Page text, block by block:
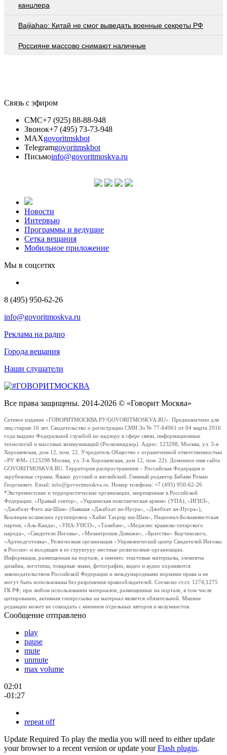
канцлера
Baijiahao: Китай не смог выведать военные секреты РФ
Россияне массово снимают наличные
Связь с эфиром
СМС+7 (925) 88-88-948
Звонок+7 (495) 73-73-948
MAXgovoritmskbot
Telegramgovoritmskbot
Письмоinfo@govoritmoskva.ru
Новости
Интервью
Программы и ведущие
Сетка вещания
Мобильное приложение
Мы в соцсетях
8 (495) 950-62-26
info@govoritmoskva.ru
Реклама на радио
Города вещания
Наши слушатели
Все права защищены. 2014-2026 © «Говорит Москва»
Сетевое издание «ГОВОРИТМОСКВА.РУ/GOVORITMOSKVA.RU». Предназначено для
лиц старше 16 лет. Свидетельство о регистрации СМИ Эл № 77-64961 от 04 марта 2016
года выдано Федеральной службой по надзору в сфере связи, информационных
технологий и массовых коммуникаций (Роскомнадзор). Адрес: 123298, Москва, ул. 3-я
Хорошевская, дом 12, пом. 22. Учредитель Общество с ограниченной ответственностью
«РУ ФМ» (123298 Москва, ул. 3-я Хорошевская, дом 12, пом. 22). Доменное имя сайта
GOVORITMOSKVA.RU. Территория распространения – Российская Федерация и
зарубежные страны. Языки: русский и английский. Главный редактор Бабаян Роман
Георгиевич. Email: info@govoritmoskva.ru. Номер телефона: +7 (495) 950-62-26
*Экстремистские и террористические организации, запрещенные в Российской
Федерации: «Правый сектор», «Украинская повстанческая армия» (УПА), «ИГИЛ»,
«Джабхат Фатх аш-Шам» (бывшая «Джабхат ан-Нусра», «Джебхат ан-Нусра»),
Коалиция исламских группировок «Хайят Тахрир аш-Шам», Национал-Большевистская
партия, «Аль-Каида», «УНА-УНСО», «Талибан», «Меджлис крымско-татарского
народа», «Свидетели Иеговы», «Мизантропик Дивижн», «Братство» Корчинского,
«Артподготовка», Религиозная организация «Управленческий центр Свидетелей Иеговы
в России» и входящие в ее структуру местные религиозные организации.
Информация, размещенная на портале, а именно: текстовые материалы, элементы
дизайна, логотипы, товарные знаки, фотографии, видео и аудио охраняются
законодательством Российской Федерации и международными нормами права и не
могут быть использованы без разрешения правообладателей. Согласно ст.ст. 1274,1275
ГК РФ, при любом использовании материалов, размещенных на портале, в том числе
цитировании, активная гиперссылка на материал является обязательной. Мнение
редакции может не совпадать с мнением отдельных авторов и колумнистов.
Сообщение отправлено
play
pause
mute
unmute
max volume
02:01
-01:27
repeat off
Update Required To play the media you will need to either update
your browser to a recent version or update yourFlash plugin.